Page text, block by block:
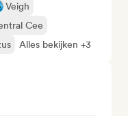
Veigh
Cee
Alles bekijken +3